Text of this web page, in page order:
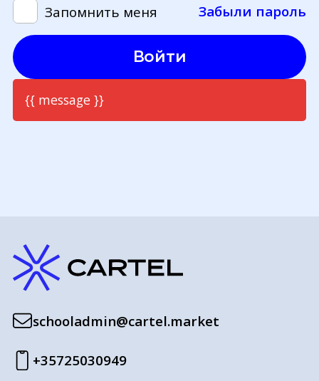
Запомнить меня Забыли пароль
Войти
{{ message }}
schooladmin@cartel.market
+35725030949